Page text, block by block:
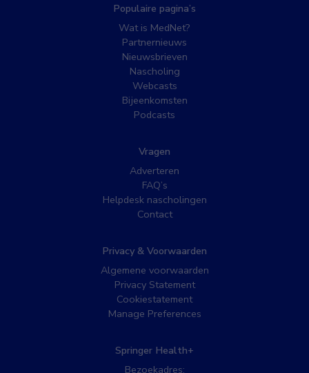
Populaire pagina’s
Wat is MedNet?
Partnernieuws
Nieuwsbrieven
Nascholing
Webcasts
Bijeenkomsten
Podcasts
Vragen
Adverteren
FAQ’s
Helpdesk nascholingen
Contact
Privacy & Voorwaarden
Algemene voorwaarden
Privacy Statement
Cookiestatement
Manage Preferences
Springer Health+
Bezoekadres: